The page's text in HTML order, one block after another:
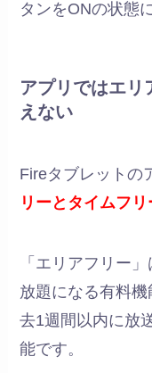
タンをONの状態
アプリではエリ
えない
Fireタブレットの
リーとタイムフリ
「エリアフリー
放題になる有料
去1週間以内に放
能です。